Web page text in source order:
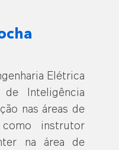
Elétrica
Inteligência
nas áreas de
instrutor
na área de